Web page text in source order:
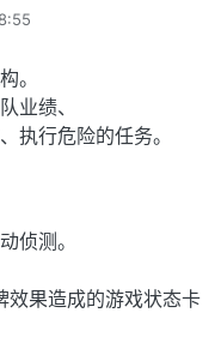
。
业绩、
执行危险的任务。
侦测。
效果造成的游戏状态卡